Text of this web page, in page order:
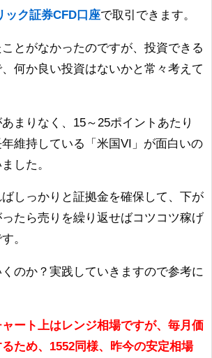
ック証券CFD口座で取引できます。
とがなかったのですが、投資できる
何か良い投資はないかと常々考えて
まりなく、15～25ポイントあたり
維持している「米国VI」が面白いの
した。
しっかりと証拠金を確保して、下が
たら売りを繰り返せばコツコツ稼げ
。
のか？実践していきますので参考に
ート上はレンジ相場ですが、毎月価
ため、1552同様、昨今の安定相場